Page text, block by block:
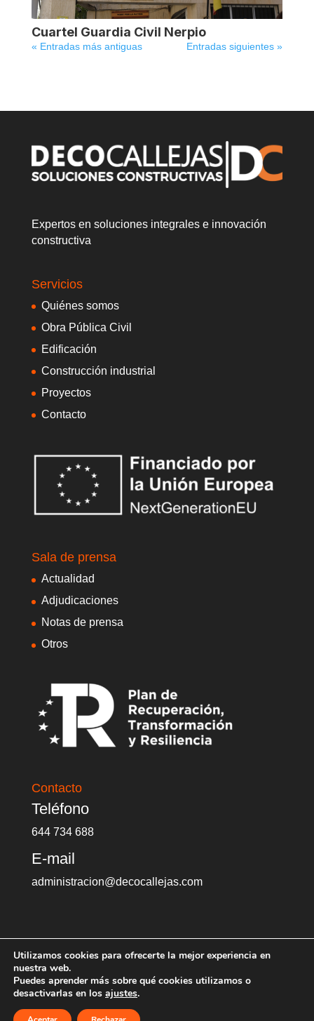
Cuartel Guardia Civil Nerpio
« Entradas más antiguas Entradas siguientes »
Expertos en soluciones integrales e innovación
constructiva
Servicios
Quiénes somos
Obra Pública Civil
Edificación
Construcción industrial
Proyectos
Contacto
Sala de prensa
Actualidad
Adjudicaciones
Notas de prensa
Otros
Contacto
Teléfono
644 734 688
E-mail
administracion@decocallejas.com
Diseñado porMASPUBLI Marketing &
Comunicación| Aviso Legal | Política de
Utilizamos cookies para ofrecerte la mejor experiencia en
nuestra web.
Puedes aprender más sobre qué cookies utilizamos o
desactivarlas en los ajustes.